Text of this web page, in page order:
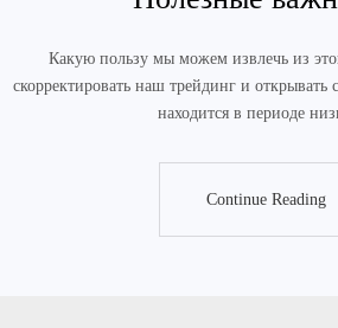
Какую пользу мы можем извлечь из
скорректировать наш трейдинг и открывать
находится в периоде
Continue Reading